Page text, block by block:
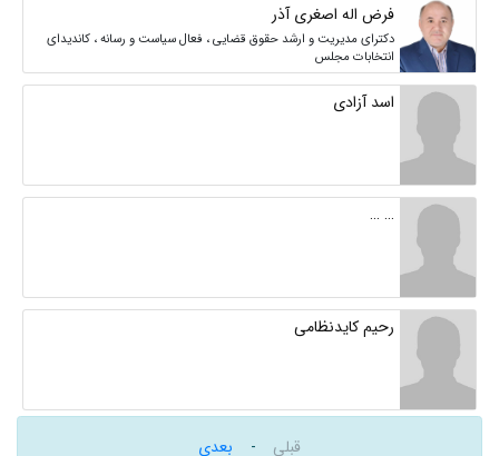
فرض اله اصغری آذر
دکترای مدیریت و ارشد حقوق قضایی ، فعال سیاست و رسانه ، کاندیدای
انتخابات مجلس
اسد آزادی
… …
رحیم کایدنظامی
قبلی - بعدی